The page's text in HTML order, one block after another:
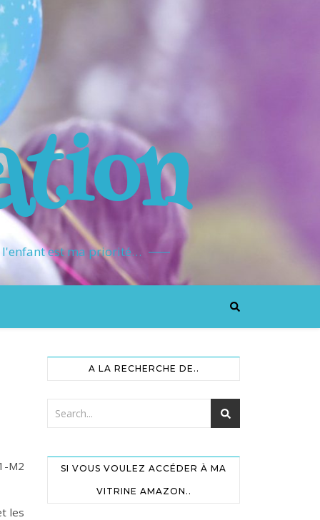
l'enfant est ma priorité…
M2
les
A LA RECHERCHE DE..
SI VOUS VOULEZ ACCÉDER À MA
VITRINE AMAZON..